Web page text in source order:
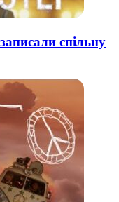
спільну